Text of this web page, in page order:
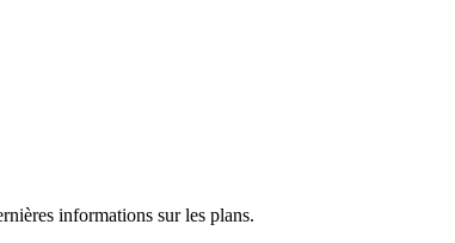
informations sur les plans.